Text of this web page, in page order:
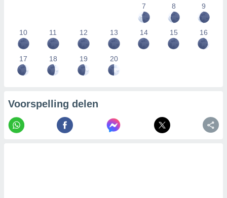
7
8 9
10 11 12 13 14 15 16
17 18 19 20
Voorspelling delen